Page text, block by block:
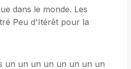
dans le monde. Les
Peu d'Itérêt pour la
un un un un un un un un